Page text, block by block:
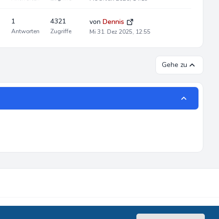
1
Antworten
4321
Zugriffe
von Dennis
Mi 31. Dez 2025, 12:55
Gehe zu
Nutzungsbedingungen|Alle Zeiten sindUTC